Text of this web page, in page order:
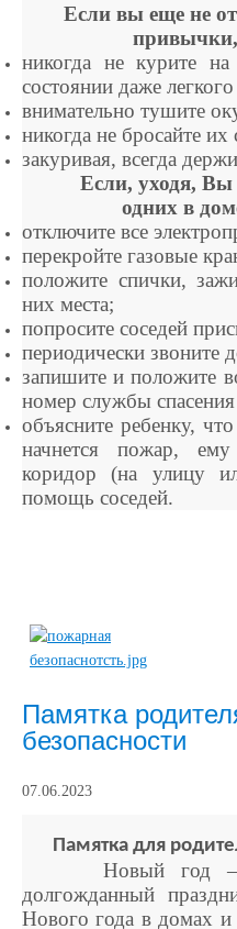
Если вы еще не
никогда не курите
состоянии даже
внимательно тушите
никогда не бросайте их
закуривая, всегда
Если, уходя, Вы
одних в
отключите все
перекройте газовые
положите спички,
них места;
попросите соседей
периодически звоните
запишите и положите
номер службы спасения
объясните ребенку,
начнется пожар,
коридор (на улицу
помощь соседей.
Памятка
безопасности
07.06.2023
Памятка для
Новый год –
долгожданный
Нового года в домах и